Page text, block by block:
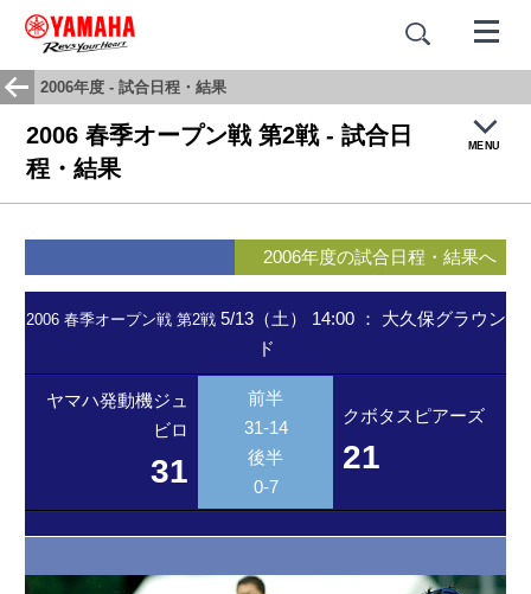
2006年度 - 試合日程・結果
2006 春季オープン戦 第2戦 - 試合日
程・結果
MENU
試合結果・日程
応援歌：蒼き闘志
2006年度の試合日程・結果へ
2006 春季オープン戦 第2戦 5/13（土） 14:00： 大久保グラウン
ド
ヤマハ発動機ジュ
ビロ
31
前半
31-14
後半
0-7
21
クボタスピアーズ